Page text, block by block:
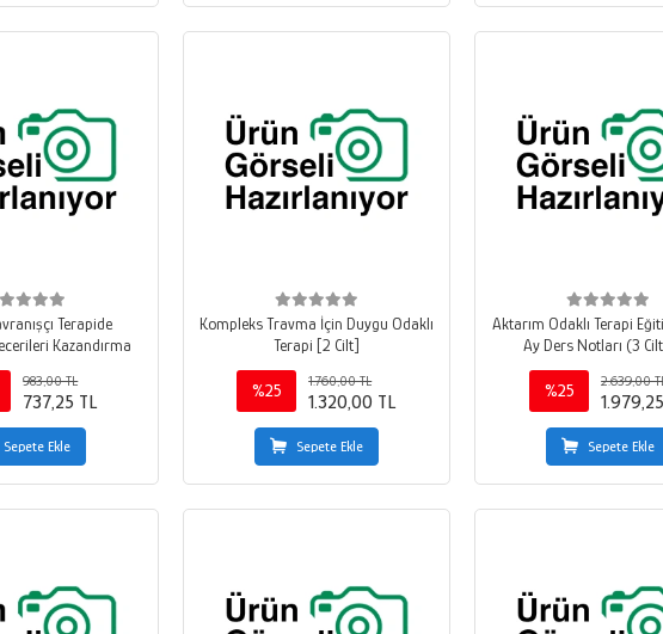
Terapide
Kazandırma
983,00 TL
737,25 TL
Sepete Ekle
Kompleks Travma İçin Duygu Odaklı
Terapi [2 Cilt]
%25
1.760,00 TL
1.320,00 TL
Sepete Ekle
Aktarım Odaklı Terapi
Ay Ders Notları (3
%25
2.639,00
Sepete Ekle